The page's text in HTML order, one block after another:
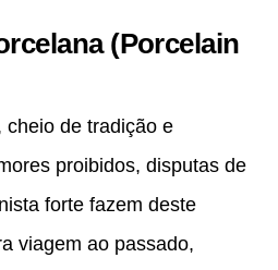
(Porcelain
cheio de tradição e
proibidos, disputas de
forte fazem deste
viagem ao passado,